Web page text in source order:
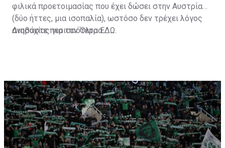
φιλικά προετοιμασίας που έχει δώσει στην Αυστρία
(δύο ήττες, μια ισοπαλία), ωστόσο δεν τρέχει λόγος
ανησυχίας για τον Όλτρα.
Διαβάστε περισσότεραΕΔΩ.